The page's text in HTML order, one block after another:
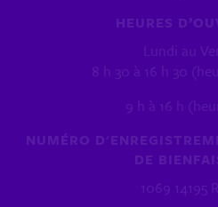
HEURES
Lundi au
8 h 30 à 16 h 30
9 h à 16 h
NUMÉRO
DE
1069 14195